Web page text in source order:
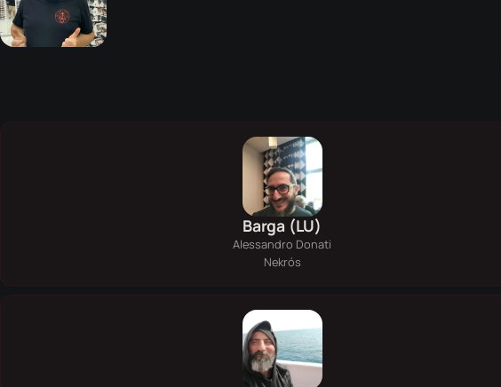
Barga (LU)
Alessandro Donati
Nekrós